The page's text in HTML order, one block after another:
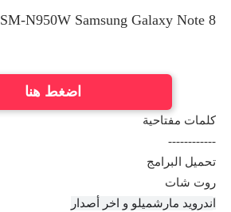
SM-N950W Samsung Galaxy Note 8
اضغط هنا
كلمات مفتاحية
------------
تحميل البرامج
روت شات
ندرويد مارشميلو و اخر أصدار